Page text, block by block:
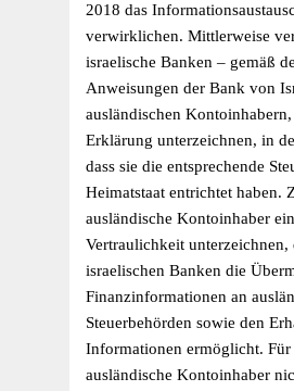
2018 das
verwirklichen. Mittlerweise
israelische Banken – gemäß
Anweisungen der Bank von
ausländischen Kontoinhabern,
Erklärung unterzeichnen, in
dass sie die entsprechende
Heimatstaat entrichtet haben.
ausländische Kontoinhaber
Vertraulichkeit unterzeichnen,
israelischen Banken die
Finanzinformationen an
Steuerbehörden sowie den
Informationen ermöglicht. Für
ausländische Kontoinhaber